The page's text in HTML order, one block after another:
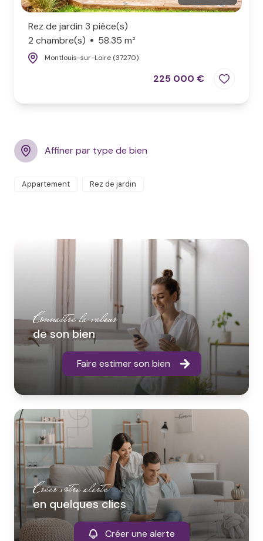
Rez de jardin 3 pièce(s)
2 chambre(s)
58.35 m²
Montlouis-sur-Loire (37270)
225 000 €
Affiner par type de bien
Appartement Rez de jardin
Connaitre la valeur
de son bien
Faire estimer son bien
Créer votre alerte
en quelques clics
Créer une alerte